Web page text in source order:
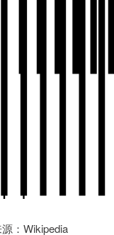
：Wikipedia